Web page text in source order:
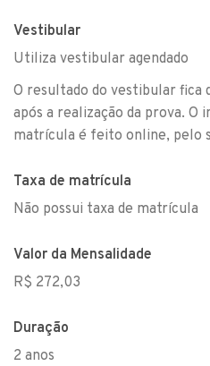
Vestibular
Utiliza vestibular agendado
O resultado do vestibular fica
após a realização da prova. O
matrícula é feito online, pelo
Taxa de matrícula
Não possui taxa de matrícula
Valor da Mensalidade
R$ 272,03
Duração
2 anos